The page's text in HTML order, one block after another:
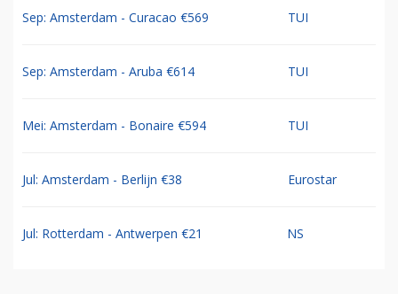
Sep: Amsterdam - Curacao €569 TUI
Sep: Amsterdam - Aruba €614 TUI
Mei: Amsterdam - Bonaire €594 TUI
Jul: Amsterdam - Berlijn €38 Eurostar
Jul: Rotterdam - Antwerpen €21 NS